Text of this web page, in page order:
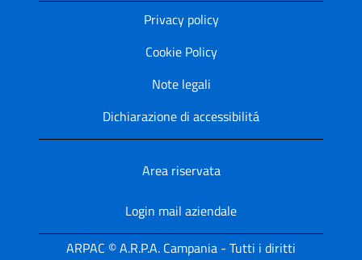
Privacy policy
Cookie Policy
Note legali
Dichiarazione di accessibilitá
Area riservata
Login mail aziendale
ARPAC © A.R.P.A. Campania - Tutti i diritti